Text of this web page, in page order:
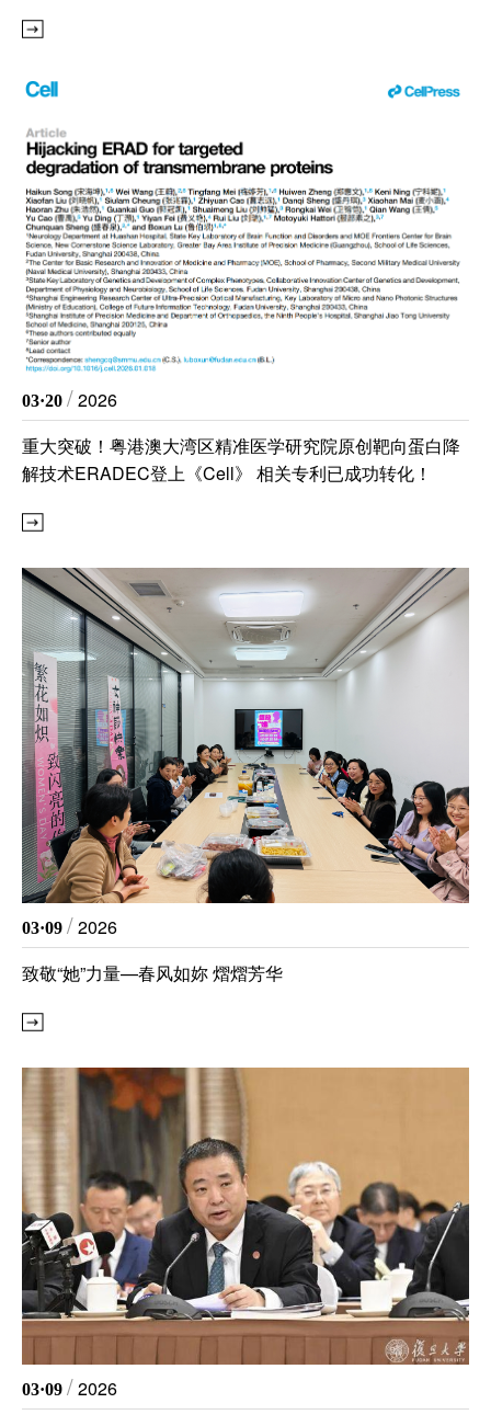
全
03·20 /2026
重大突破！粤港澳大湾区精准医学研究院原创靶向蛋白降
解技术ERADEC登上《Cell》 相关专利已成功转化！
03·09 /2026
​致敬“她”力量—春风如妳 熠熠芳华
03·09 /2026